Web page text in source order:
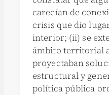
carecían de
crisis que dio
interior; (ii) se
ámbito territorial
proyectaban
estructural y
política pública